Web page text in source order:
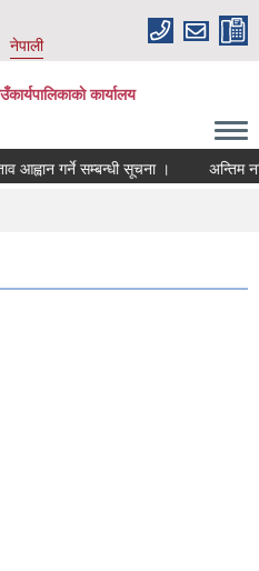
नेपाली
कार्यालय
आह्वान गर्ने सम्बन्धी सूचना । अन्तिम